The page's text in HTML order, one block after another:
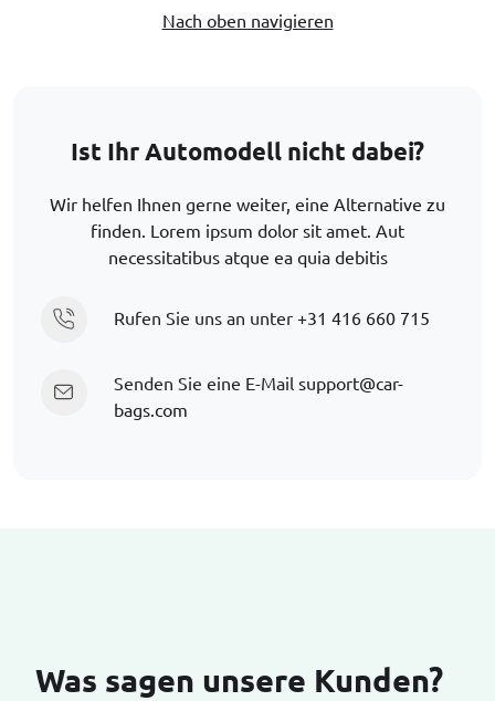
Nach oben navigieren
Ist Ihr Automodell nicht dabei?
Wir helfen Ihnen gerne weiter, eine Alternative zu
finden. Lorem ipsum dolor sit amet. Aut
necessitatibus atque ea quia debitis
Rufen Sie uns an unter +31 416 660 715
Senden Sie eine E-Mail support@car-
bags.com
Was sagen unsere Kunden?